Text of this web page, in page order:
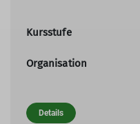
Kursstufe
Organisation
Details